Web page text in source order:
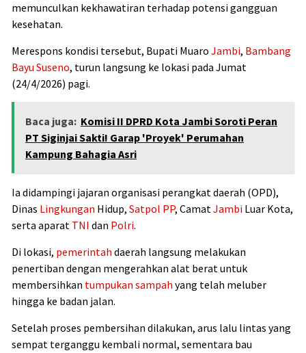
memunculkan kekhawatiran terhadap potensi gangguan
kesehatan.
Merespons kondisi tersebut, Bupati Muaro Jambi, Bambang
Bayu Suseno, turun langsung ke lokasi pada Jumat
(24/4/2026) pagi.
Baca juga: Komisi II DPRD Kota Jambi Soroti Peran
PT Siginjai Sakti! Garap 'Proyek' Perumahan
Kampung Bahagia Asri
Ia didampingi jajaran organisasi perangkat daerah (OPD),
Dinas Lingkungan Hidup, Satpol PP, CamatJambi Luar Kota,
serta aparat TNI dan Polri.
Di lokasi, pemerintah daerah langsung melakukan
penertiban dengan mengerahkan alat berat untuk
membersihkan tumpukan sampah yang telah meluber
hingga ke badan jalan.
Setelah proses pembersihan dilakukan, arus lalu lintas yang
sempat terganggu kembali normal, sementara bau